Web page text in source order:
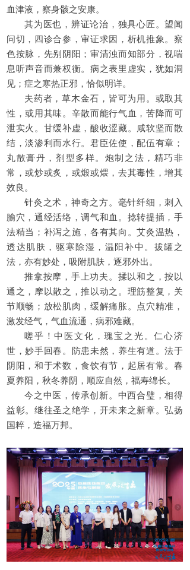
血津液，察身骸之安康。‌
其为医也，辨证论治，独具心匠。望闻
问切，四诊合参，审证求因，析机推象。察
色按脉，先别阴阳；审清浊而知部分，视喘
息听声音而兼权衡。病之表里虚实，犹如洞
见；症之寒热正邪，恰似明详。‌
夫药者，草木金石，皆可为用。或取其
性，或用其味。辛散而能行气血，苦降而可
泄实火。甘缓补虚，酸收涩藏。咸软坚而散
结，淡渗利而水行。君臣佐使，配伍有章；
丸散膏丹，剂型多样。炮制之法，精巧非
常，或炒或炙，或煅或煨，去其毒性，增其
效良。‌‌
针灸之术，神奇之方。毫针纤细，刺入
腧穴，通经活络，调气和血。捻转提插，手
法精当；补泻之施，各有其向。艾灸温热，
透达肌肤，驱寒除湿，温阳补中。拔罐之
法，亦有妙处，吸附肌肤，逐邪外出。‌‌
推拿按摩，手上功夫。揉以和之，按以
通之，摩以散之，推以动之。理筋整复，关
节顺畅；放松肌肉，缓解痛胀。点穴精准，
激发经气，气血流通，病邪难藏。‌
嗟乎！中医文化，瑰宝之光。仁心济
世，妙手回春。防患未然，养生有道。法于
阴阳，和于术数，食饮有节，起居有常。春
夏养阳，秋冬养阴，顺应自然，福寿绵长。‌‌
今之中医，传承创新。中西合璧，相得
益彰。继往圣之绝学，开未来之新章。弘扬
国粹，造福万邦。‌‌